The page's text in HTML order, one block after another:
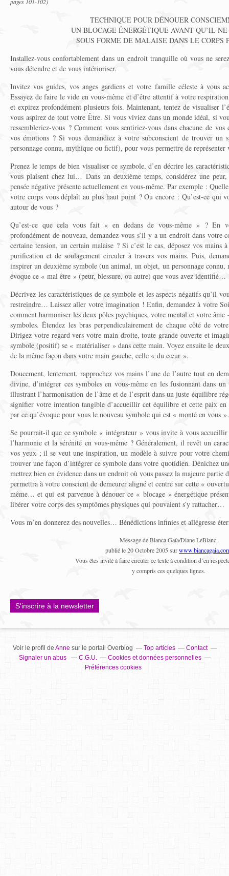
TECHNIQUE POUR DÉNOUER
UN BLOCAGE ÉNERGÉTIQUE AVANT QU’IL
SOUS FORME DE MALAISE DANS LE CORPS
Installez-vous confortablement dans un endroit tranquille où vous ne
vous détendre et de vous intérioriser.
Invitez vos guides, vos anges gardiens et votre famille céleste à vous
Essayez de faire le vide en vous-même et d’être attentif à votre
et expirez profondément plusieurs fois. Maintenant, tentez de visualiser
vous aspirez de tout votre Être. Si vous viviez dans un monde idéal, si
ressembleriez-vous ? Comment vous sentiriez-vous dans chacune de vos
vos émotions ? Si vous demandiez à votre subconscient de trouver
personnage connu, mythique ou fictif), pour vous permettre de
Prenez le temps de bien visualiser ce symbole, d’en décrire les
vous plaisent chez lui… Dans un deuxième temps, considérez une
pensée négative présente actuellement en vous-même. Par exemple :
votre corps vous déplaît au plus haut point ? Ou encore : Qu’est-ce qui
autour de vous ?
Qu’est-ce que cela vous fait « en dedans de vous-même » ? En
profondément de nouveau, demandez-vous s’il y a un endroit dans votre
certaine tension, un certain malaise ? Si c’est le cas, déposez vos mains
purification et de soulagement circuler à travers vos mains. Puis,
inspirer un deuxième symbole (un animal, un objet, un personnage
évoque ce « mal être » (peur, blessure, ou autre) que vous avez identifié…
Décrivez les caractéristiques de ce symbole et les aspects négatifs qu’il
restreindre… Laissez aller votre imagination ! Enfin, demandez à votre
comment harmoniser les deux pôles psychiques, votre mental et votre
symboles. Étendez les bras perpendiculairement de chaque côté de
Dirigez votre regard vers votre main droite, toute grande ouverte et
symbole (positif) se « matérialiser » dans cette main. Voyez ensuite le
de la même façon dans votre main gauche, celle « du cœur ».
Doucement, lentement, rapprochez vos mains l’une de l’autre tout en
divine, d’intégrer ces symboles en vous-même en les fusionnant dans
illustrant l’harmonisation de l’âme et de l’esprit dans un juste équilibre
signifier votre intention tangible d’accueillir cet équilibre et cette paix en
par ce qu’évoque pour vous le nouveau symbole qui est « monté en vous
Se pourrait-il que ce symbole « intégrateur » vous invite à vous
l’harmonie et la sérénité en vous-même ? Généralement, il revêt un
vos yeux ; il se veut une inspiration, un modèle à suivre pour votre
trouver une façon d’intégrer ce symbole dans votre quotidien. Dénichez
mettrez bien en évidence dans un endroit où vous passez la majeure partie
permettra à votre conscient de demeurer aligné et centré sur cette «
même… et qui est parvenue à dénouer ce « blocage » énergétique
libérer votre corps des symptômes physiques qui pouvaient s’y rattacher…
Vous m’en donnerez des nouvelles… Bénédictions infinies et allégresse
Message de Bianca Gaïa/Diane LeBlanc,
publié le 20 Octobre 2005 sur
Vous êtes invité à faire circuler ce texte à condition d’en
y compris ces quelques lignes.
S'inscrire à la newsletter
Voir le profil de Annesur le portail Overblog Top articles
Contact
Signaler un abus
C.G.U.
Cookies et données personnelles
Préférences cookies